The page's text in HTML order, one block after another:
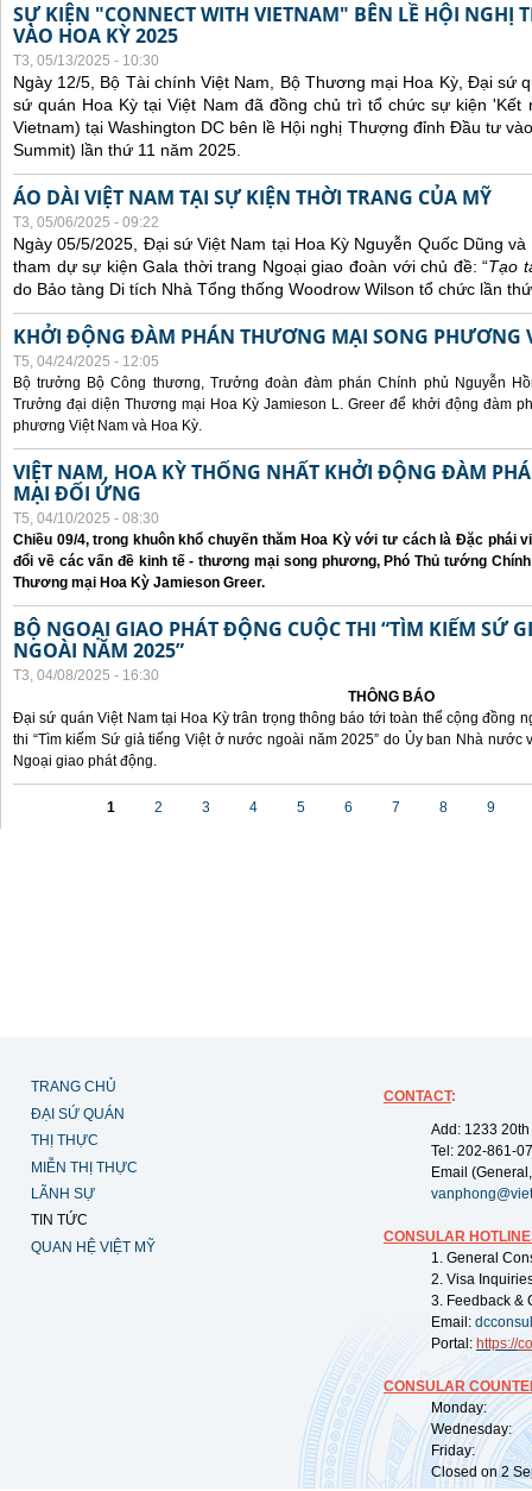
SỰ KIỆN "CONNECT WITH VIETNAM" BÊN LỀ HỘI
VÀO HOA KỲ 2025
T3, 05/13/2025 - 10:30
Ngày 12/5, Bộ Tài chính Việt Nam, Bộ Thương mại Hoa Kỳ, Đại sứ
sứ quán Hoa Kỳ tại Việt Nam đã đồng chủ trì tổ chức sự kiện 'Kết
Vietnam) tại Washington DC bên lề Hội nghị Thượng đỉnh Đầu tư
Summit) lần thứ 11 năm 2025.
ÁO DÀI VIỆT NAM TẠI SỰ KIỆN THỜI TRANG CỦA MỸ
T3, 05/06/2025 - 09:22
Ngày 05/5/2025, Đại sứ Việt Nam tại Hoa Kỳ Nguyễn Quốc Dũng
tham dự sự kiện Gala thời trang Ngoại giao đoàn với chủ đề: “Tạo
do Bảo tàng Di tích Nhà Tổng thống Woodrow Wilson tổ chức lần
KHỞI ĐỘNG ĐÀM PHÁN THƯƠNG MẠI SONG PHƯƠNG
T5, 04/24/2025 - 12:05
Bộ trưởng Bộ Công thương, Trưởng đoàn đàm phán Chính phủ Nguyễn
Trưởng đại diện Thương mại Hoa Kỳ Jamieson L. Greer để khởi động đàm
phương Việt Nam và Hoa Kỳ.
VIỆT NAM, HOA KỲ THỐNG NHẤT KHỞI ĐỘNG ĐÀM
MẠI ĐỐI ỨNG
T5, 04/10/2025 - 08:30
Chiều 09/4, trong khuôn khổ chuyến thăm Hoa Kỳ với tư cách là Đặc phái
đổi về các vấn đề kinh tế - thương mại song phương, Phó Thủ tướng
Thương mại Hoa Kỳ Jamieson Greer.
BỘ NGOẠI GIAO PHÁT ĐỘNG CUỘC THI “TÌM KIẾM SỨ
NGOÀI NĂM 2025”
T3, 04/08/2025 - 16:30
THÔNG BÁO
Đại sứ quán Việt Nam tại Hoa Kỳ trân trọng thông báo tới toàn thể cộng đồng
thi “Tìm kiếm Sứ giả tiếng Việt ở nước ngoài năm 2025” do Ủy ban Nhà
Ngoại giao phát động.
1 2 3 4 5 6 7 8 9
TRANG CHỦ
ĐẠI SỨ QUÁN
THỊ THỰC
MIỄN THỊ THỰC
LÃNH SỰ
TIN TỨC
QUAN HỆ VIỆT MỸ
CONTACT:
Add: 1233
Tel: 202-861-
Email
CONSULAR
1. General
2. Visa
3. Feedback &
Email:
Portal: https://
CONSULAR
Monday:
Wednesday:
Friday:
Closed on 2